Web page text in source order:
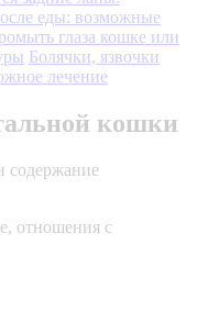
еды: возможные
глаза кошке или
Болячки, язвочки
лечение
кошки
содержание
отношения с